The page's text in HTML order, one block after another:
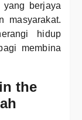
yang berjaya
masyarakat.
hidup
membina
the